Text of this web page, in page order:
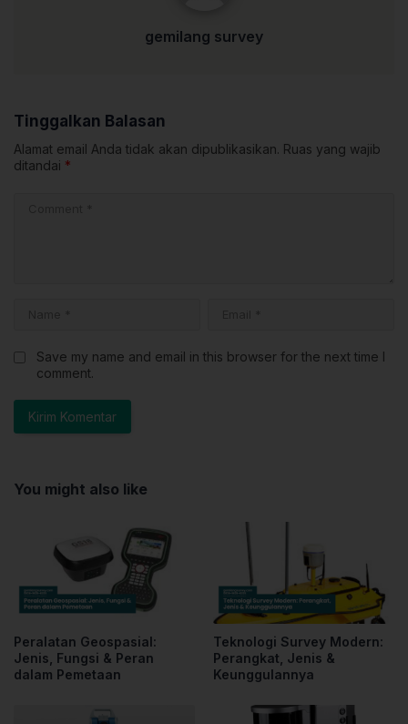
gemilang survey
Tinggalkan Balasan
Alamat email Anda tidak akan dipublikasikan. Ruas yang wajib
ditandai *
Save my name and email in this browser for the next time I
comment.
You might also like
Peralatan Geospasial:
Jenis, Fungsi & Peran
dalam Pemetaan
Teknologi Survey Modern:
Perangkat, Jenis &
Keunggulannya